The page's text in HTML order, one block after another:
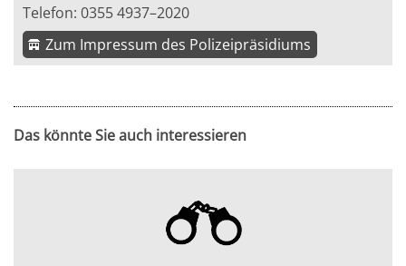
Telefon: 0355 4937–2020
Zum Impressum des Polizeipräsidiums
Das könnte Sie auch interessieren